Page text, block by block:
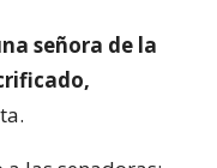
señora de la